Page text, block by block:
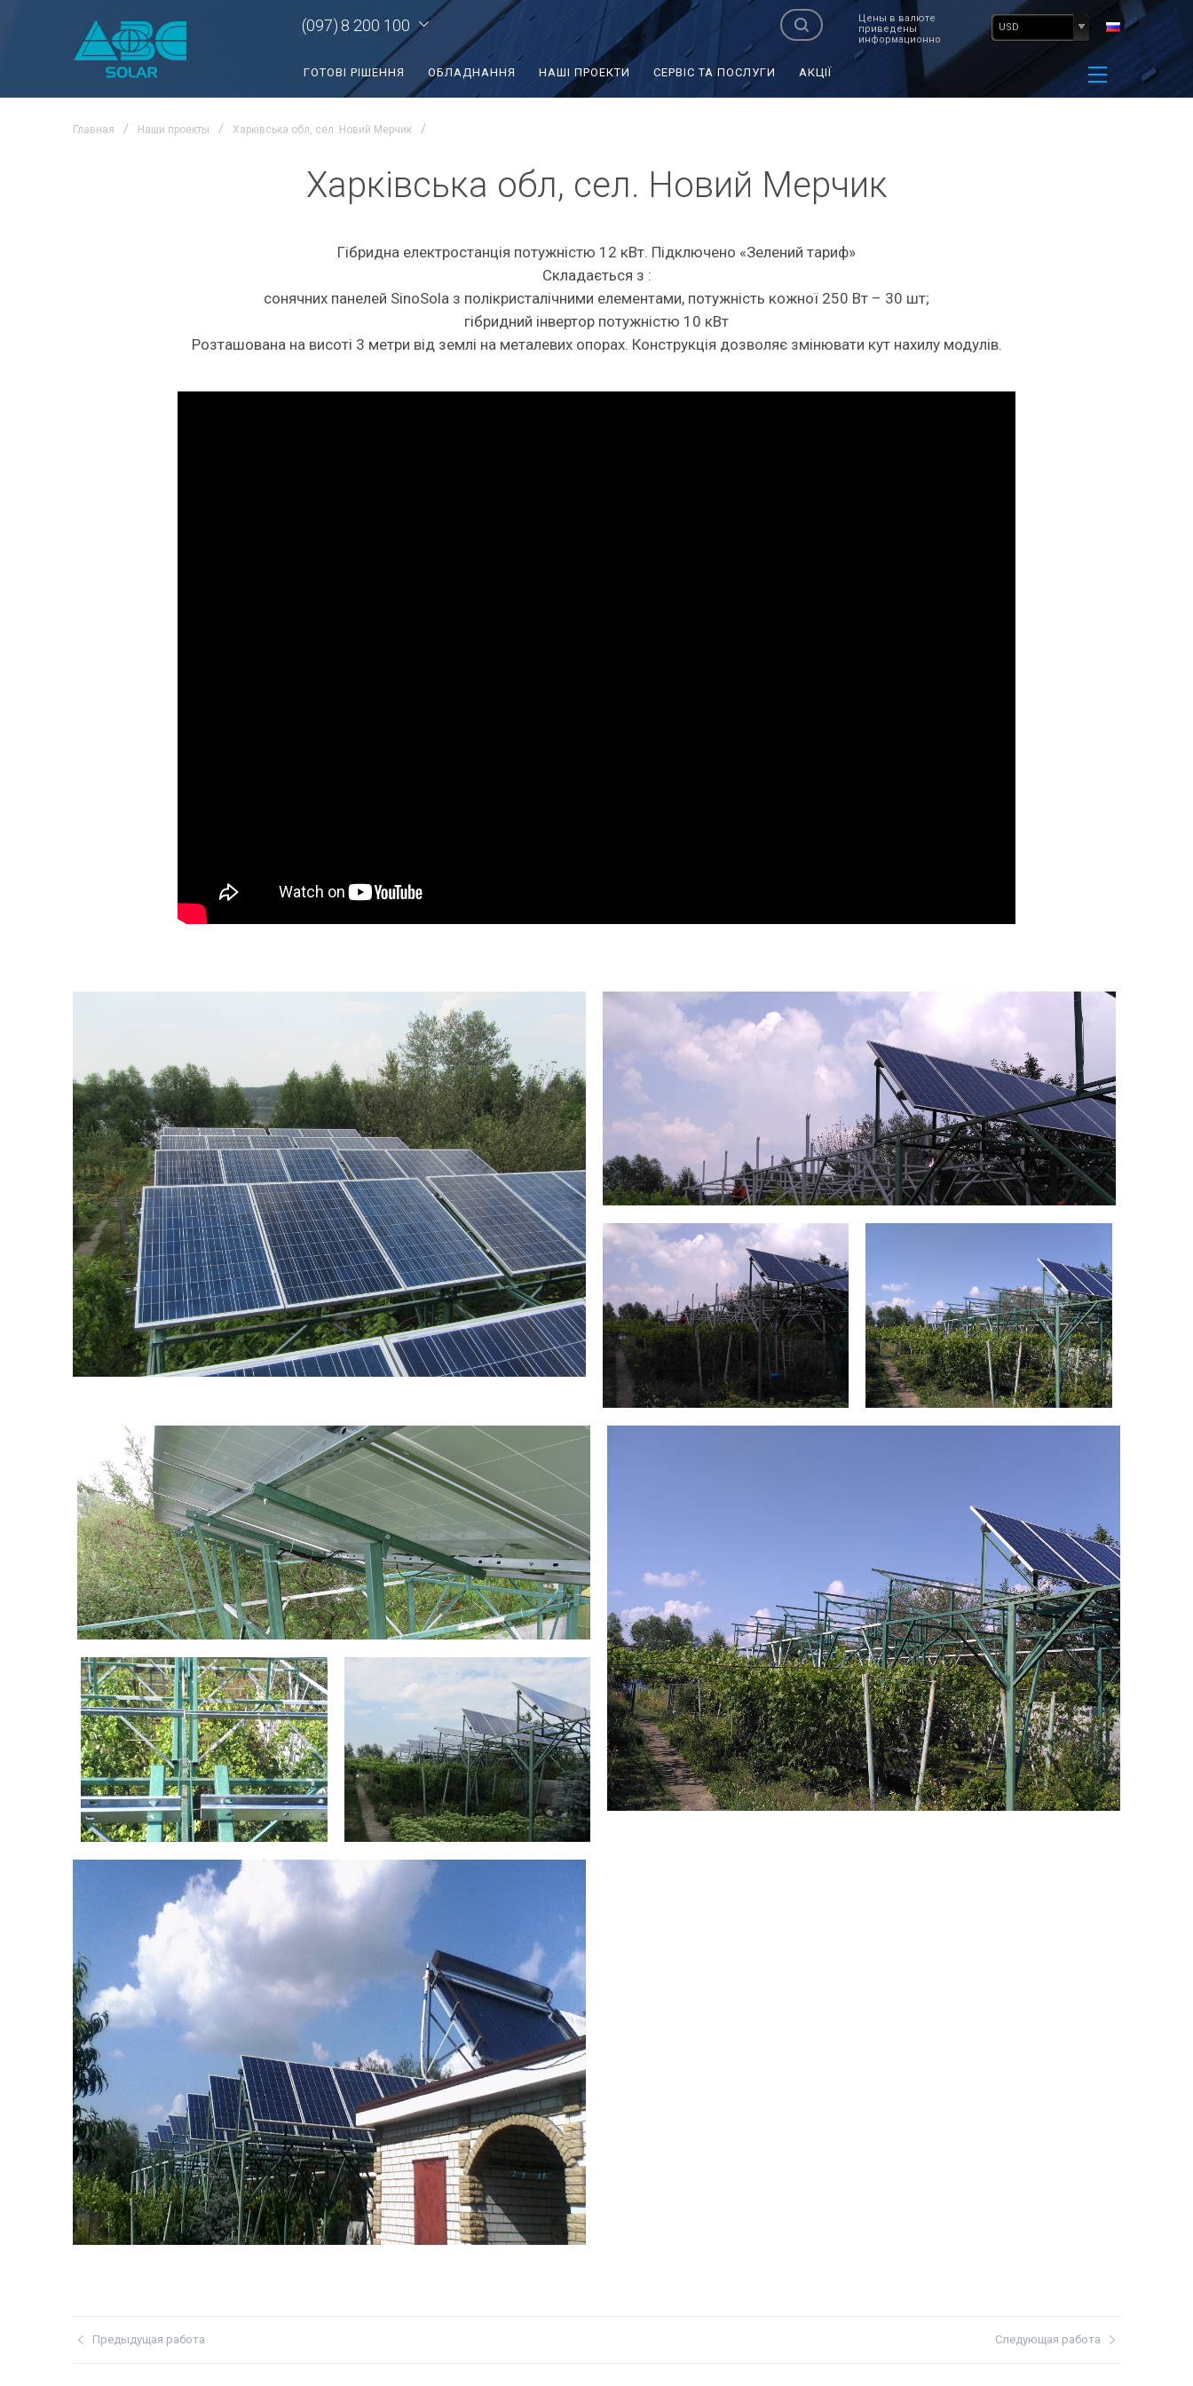
(097) 8 200 100
Цены в валюте
приведены
информационно
USD
ГОТОВІ РІШЕННЯ ОБЛАДНАННЯ НАШІ ПРОЕКТИ СЕРВІС ТА ПОСЛУГИ АКЦІЇ
Главная Наши проекты Харківська обл, сел. Новий Мерчик
Харківська обл, сел. Новий Мерчик
Гібридна електростанція потужністю 12 кВт. Підключено «Зелений тариф»
Складається з :
сонячних панелей SinoSola з полікристалічними елементами, потужність кожної 250 Вт – 30 шт;
гібридний інвертор потужністю 10 кВт
Розташована на висоті 3 метри від землі на металевих опорах. Конструкція дозволяє змінювати кут нахилу модулів.
Следующая работа
Предыдущая работа